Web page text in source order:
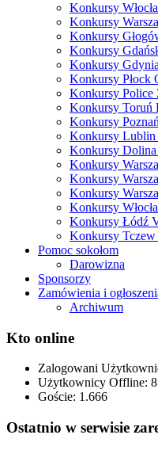
Konkursy
Konkursy
Konkursy
Konkursy
Konkursy
Konkursy Płock
Konkursy Police
Konkursy Toruń
Konkursy
Konkursy Lublin
Konkursy
Konkursy
Konkursy
Konkursy
Konkursy
Konkursy Łódź
Konkursy Tczew
Pomoc sokołom
Darowizna
Sponsorzy
Zamówienia i
Archiwum
Kto online
Zalogowani
Użytkownicy Offline:
Goście: 1.666
Ostatnio w serwisie